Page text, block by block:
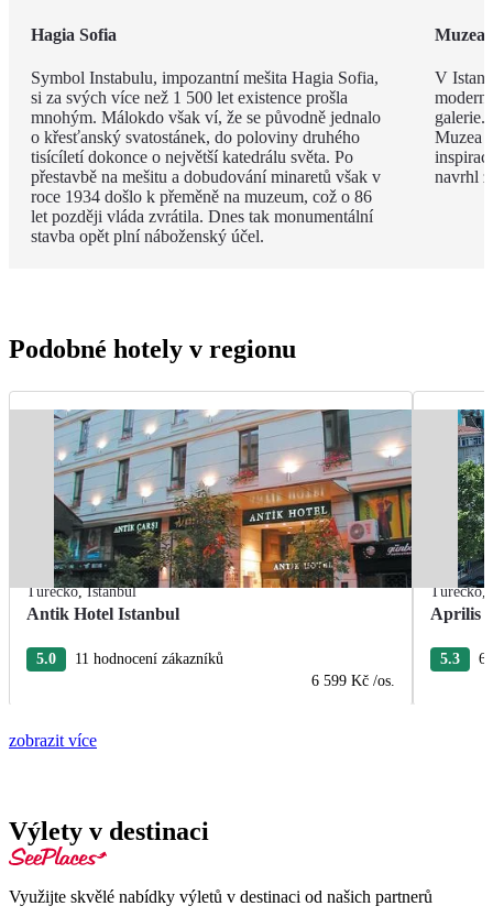
Hagia Sofia
Symbol Instabulu, impozantní mešita Hagia Sofia,
si za svých více než 1 500 let existence prošla
mnohým. Málokdo však ví, že se původně jednalo
o křesťanský svatostánek, do poloviny druhého
tisícíletí dokonce o největší katedrálu světa. Po
přestavbě na mešitu a dobudování minaretů však v
roce 1934 došlo k přeměně na muzeum, což o 86
let později vláda zvrátila. Dnes tak monumentální
stavba opět plní náboženský účel.
Muzea
V
galerie.
Muzea
navrhl
Podobné hotely v regionu
Turecko,Istanbul
Antik Hotel Istanbul
5.0
11 hodnocení zákazníků
6 599 Kč /os.
Turecko,
Aprilis
5.3 6
zobrazit více
Výlety v destinaci
Využijte skvělé nabídky výletů v destinaci od našich partnerů